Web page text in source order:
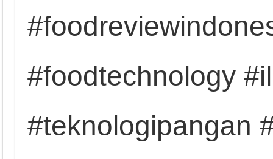
#foodtechnology
#teknologipangan